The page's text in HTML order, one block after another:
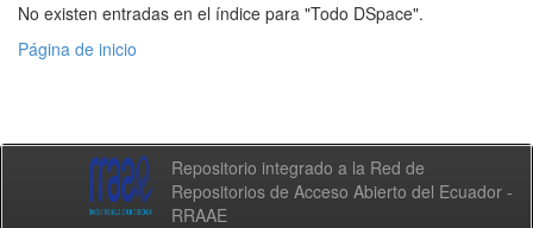
No existen entradas en el índice para "Todo DSpace".
Página de inicio
Repositorio integrado a la Red de
Repositorios de Acceso Abierto del Ecuador -
RRAAE